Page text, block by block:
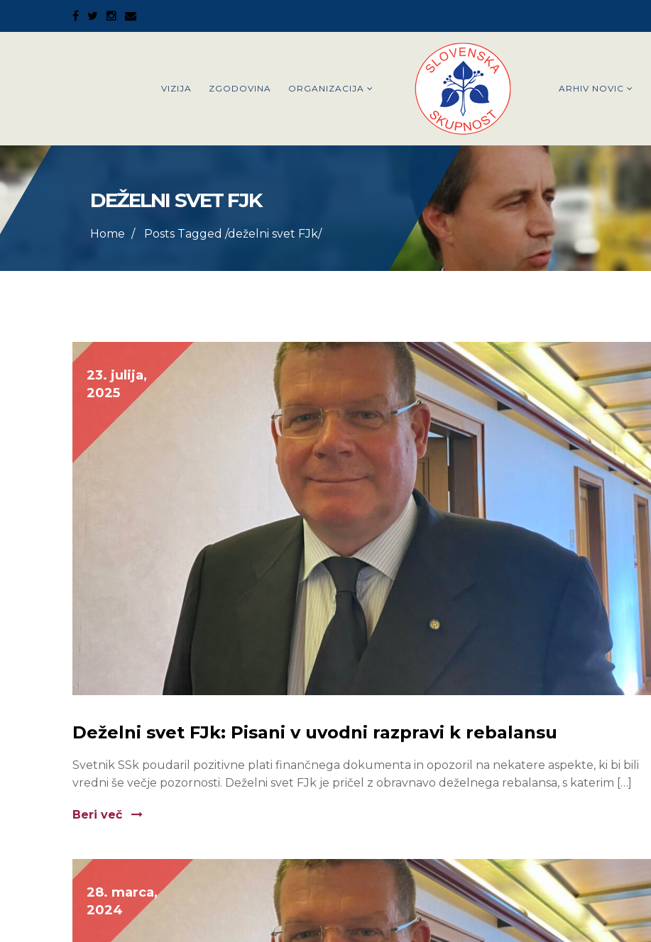
VIZIJA ZGODOVINA ORGANIZACIJA ARHIV NOVIC
DEŽELNI SVET FJK
Home Posts Tagged /deželni svet FJk/
23. julija,
2025
Deželni svet FJk: Pisani v uvodni razpravi k rebalansu
Svetnik SSk poudaril pozitivne plati finančnega dokumenta in opozoril na nekatere aspekte, ki bi bili
vredni še večje pozornosti. Deželni svet FJk je pričel z obravnavo deželnega rebalansa, s katerim […]
Beri več
28. marca,
2024